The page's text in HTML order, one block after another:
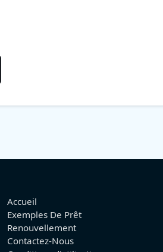
Accueil
Exemples De Prêt
Renouvellement
Contactez-Nous